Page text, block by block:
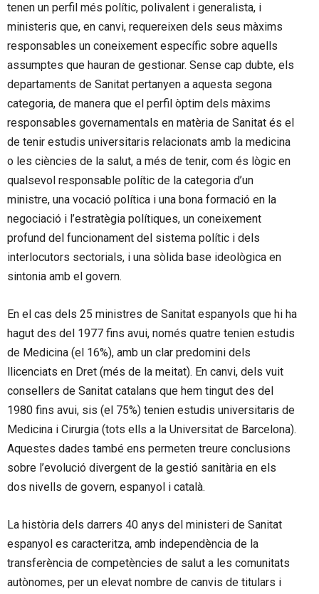
tenen un perfil més polític, polivalent i generalista, i
ministeris que, en canvi, requereixen dels seus màxims
responsables un coneixement específic sobre aquells
assumptes que hauran de gestionar. Sense cap dubte, els
departaments de Sanitat pertanyen a aquesta segona
categoria, de manera que el perfil òptim dels màxims
responsables governamentals en matèria de Sanitat és el
de tenir estudis universitaris relacionats amb la medicina
o les ciències de la salut, a més de tenir, com és lògic en
qualsevol responsable polític de la categoria d’un
ministre, una vocació política i una bona formació en la
negociació i l’estratègia polítiques, un coneixement
profund del funcionament del sistema polític i dels
interlocutors sectorials, i una sòlida base ideològica en
sintonia amb el govern.
En el cas dels 25 ministres de Sanitat espanyols que hi ha
hagut des del 1977 fins avui, només quatre tenien estudis
de Medicina (el 16%), amb un clar predomini dels
llicenciats en Dret (més de la meitat). En canvi, dels vuit
consellers de Sanitat catalans que hem tingut des del
1980 fins avui, sis (el 75%) tenien estudis universitaris de
Medicina i Cirurgia (tots ells a la Universitat de Barcelona).
Aquestes dades també ens permeten treure conclusions
sobre l’evolució divergent de la gestió sanitària en els
dos nivells de govern, espanyol i català.
La història dels darrers 40 anys del ministeri de Sanitat
espanyol es caracteritza, amb independència de la
transferència de competències de salut a les comunitats
autònomes, per un elevat nombre de canvis de titulars i